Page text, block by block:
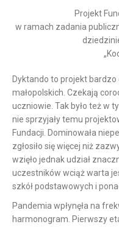
Projekt
w ramach zadania
Dyktando to projekt
małopolskich. Czekają
uczniowie. Tak było też w
nie sprzyjały temu
Fundacji. Dominowała
zgłosiło się więcej niż
wzięło jednak udział
uczestników wciąż warta
szkół podstawowych i
Pandemia wpłynęła na
harmonogram. Pierwszy